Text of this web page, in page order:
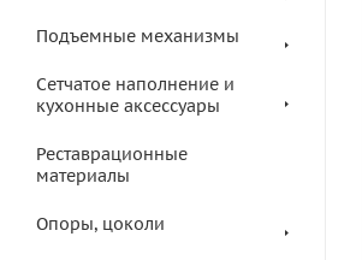
Подъемные механизмы
Сетчатое наполнение и
кухонные аксессуары
Реставрационные
материалы
Опоры, цоколи